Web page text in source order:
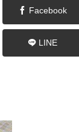
Facebook
LINE